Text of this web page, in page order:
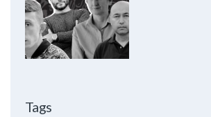
Tags